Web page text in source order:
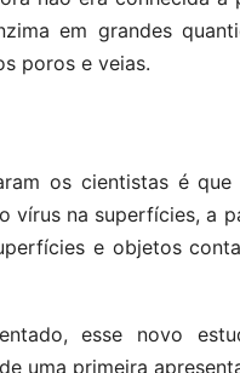
em grandes
poros e veias.
os cientistas é
vírus na superfícies, a
e objetos
esse novo
uma primeira